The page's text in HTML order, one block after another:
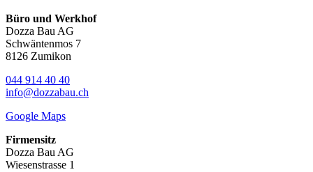
Büro und Werkhof
Dozza Bau AG
Schwäntenmos 7
8126 Zumikon
044 914 40 40
info@dozzabau.ch
Google Maps
Firmensitz
Dozza Bau AG
Wiesenstrasse 1